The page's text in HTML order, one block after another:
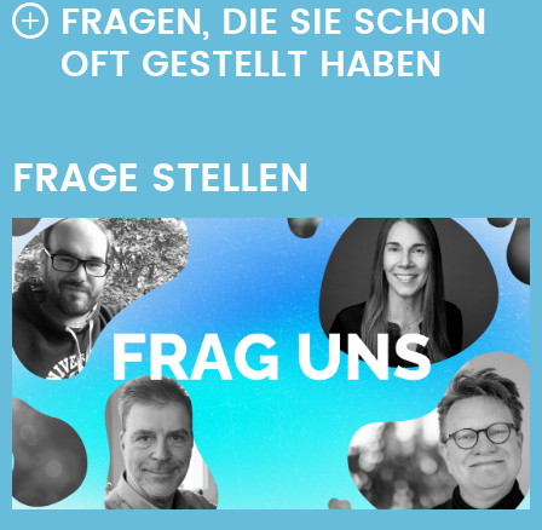
FRAGEN, DIE SIE SCHON
OFT GESTELLT HABEN